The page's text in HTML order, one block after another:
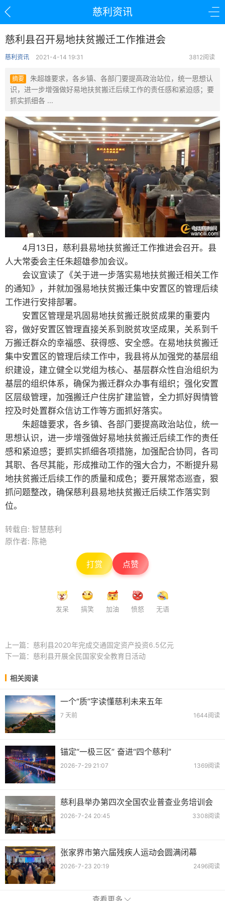
慈利资讯
慈利县召开易地扶贫搬迁工作推进会
慈利资讯 2021-4-14 19:31 3812阅读
摘要
朱超雄要求，各乡镇、各部门要提高政治站位，统一思想认
识，进一步增强做好易地扶贫搬迁后续工作的责任感和紧迫感；要
抓实抓细各 ...
4月13日，慈利县易地扶贫搬迁工作推进会召开。县
人大常委会主任朱超雄参加会议。
会议宣读了《关于进一步落实易地扶贫搬迁相关工作
的通知》，并就加强易地扶贫搬迁集中安置区的管理后续
工作进行安排部署。
安置区管理是巩固易地扶贫搬迁脱贫成果的重要内
容，做好安置区管理直接关系到脱贫攻坚成果，关系到千
万搬迁群众的幸福感、获得感、安全感。在易地扶贫搬迁
集中安置区的管理后续工作中，我县将从加强党的基层组
织建设，建立健全以党组为核心、基层群众性自治组织为
基层的组织体系，确保为搬迁群众办事有组织；强化安置
区层级管理，加强搬迁户住房扩建监管，全力抓好舆情管
控及时处置群众信访工作等方面抓好落实。
朱超雄要求，各乡镇、各部门要提高政治站位，统一
思想认识，进一步增强做好易地扶贫搬迁后续工作的责任
感和紧迫感；要抓实抓细各项措施，加强配合协同，各司
其职、各尽其能，形成推动工作的强大合力，不断提升易
地扶贫搬迁后续工作的质量和成色；要开展常态巡查，狠
抓问题整改，确保慈利县易地扶贫搬迁后续工作落实到
位。
转载自: 智慧慈利
原作者: 陈艳
打赏 点赞
发呆 搞笑 加油 愤怒 无语
上一篇： 慈利县2020年完成交通固定资产投资6.5亿元
下一篇： 慈利县开展全民国家安全教育日活动
相关阅读
一个“质”字读懂慈利未来五年
7 天前 1644阅读
锚定“一极三区” 奋进“四个慈利”
2026-7-29 21:07 1369阅读
慈利县举办第四次全国农业普查业务培训会
2026-7-24 20:45 3308阅读
张家界市第六届残疾人运动会圆满闭幕
2026-7-23 20:19 2496阅读